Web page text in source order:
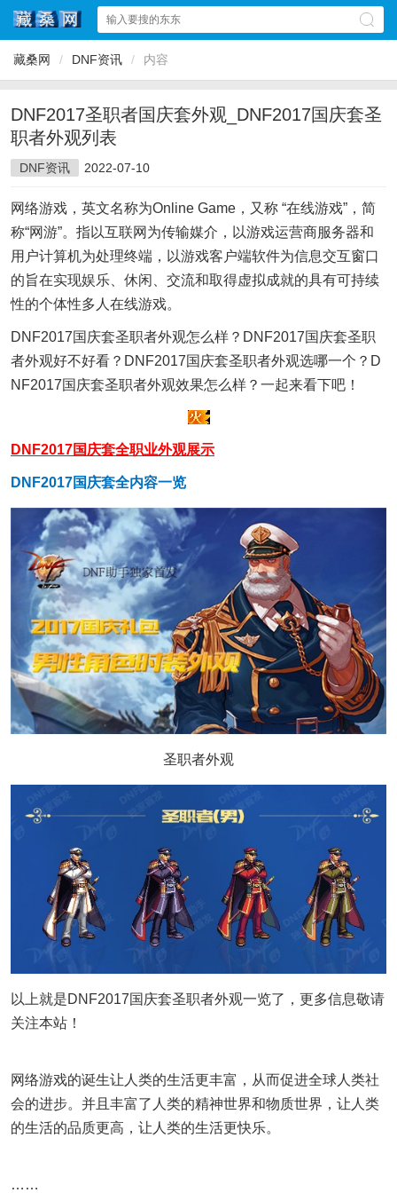
藏桑网 / DNF资讯 / 内容
DNF2017圣职者国庆套外观_DNF2017国庆套圣
职者外观列表
DNF资讯 2022-07-10
网络游戏，英文名称为Online Game，又称 “在线游戏”，简
称“网游”。指以互联网为传输媒介，以游戏运营商服务器和
用户计算机为处理终端，以游戏客户端软件为信息交互窗口
的旨在实现娱乐、休闲、交流和取得虚拟成就的具有可持续
性的个体性多人在线游戏。
DNF2017国庆套圣职者外观怎么样？DNF2017国庆套圣职
者外观好不好看？DNF2017国庆套圣职者外观选哪一个？D
NF2017国庆套圣职者外观效果怎么样？一起来看下吧！
DNF2017国庆套全职业外观展示
DNF2017国庆套全内容一览
圣职者外观
以上就是DNF2017国庆套圣职者外观一览了，更多信息敬请
关注本站！
网络游戏的诞生让人类的生活更丰富，从而促进全球人类社
会的进步。并且丰富了人类的精神世界和物质世界，让人类
的生活的品质更高，让人类的生活更快乐。
……